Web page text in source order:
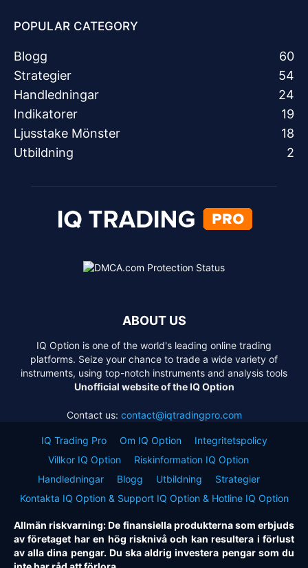
POPULAR CATEGORY
Blogg
60
Strategier
54
Handledningar
24
Indikatorer
19
Ljusstake Mönster
18
Utbildning
2
ABOUT US
IQ Option is one of the world's leading online trading
platforms. Seize your chance to trade a wide variety of
instruments, using top-notch instruments and analysis tools
Unofficial website of the IQ Option
Contact us: contact@iqtradingpro.com
IQ Trading Pro Om IQ Option
Integritetspolicy
Villkor IQ Option
Riskinformation IQ Option
Handledningar
Blogg Utbildning
Strategier
Kontakta IQ Option & Support IQ Option & Hotline IQ Option
Allmän riskvarning: De finansiella produkterna som erbjuds
av företaget har en hög risknivå och kan resultera i förlust
av alla dina pengar. Du ska aldrig investera pengar som du